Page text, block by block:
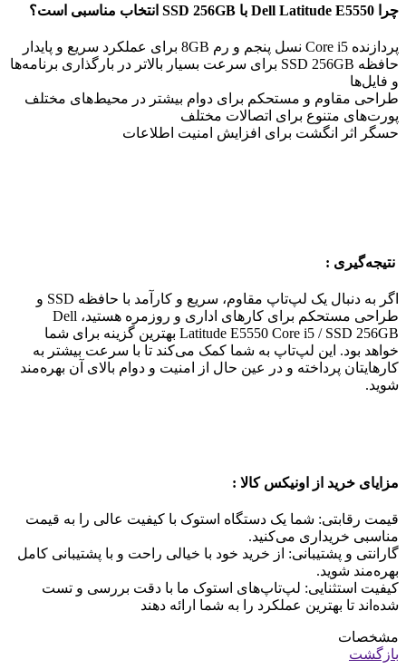
چرا Dell Latitude E5550 با SSD 256GB انتخاب مناسبی است؟
پردازنده Core i5 نسل پنجم و رم 8GB برای عملکرد سریع و پایدار
حافظه SSD 256GB برای سرعت بسیار بالاتر در بارگذاری برنامه‌ها
و فایل‌ها
طراحی مقاوم و مستحکم برای دوام بیشتر در محیط‌های مختلف
پورت‌های متنوع برای اتصالات مختلف
حسگر اثر انگشت برای افزایش امنیت اطلاعات
نتیجه‌گیری :
اگر به دنبال یک لپ‌تاپ مقاوم، سریع و کارآمد با حافظه SSD و
طراحی مستحکم برای کارهای اداری و روزمره هستید، Dell
Latitude E5550 Core i5 / SSD 256GB بهترین گزینه برای شما
خواهد بود. این لپ‌تاپ به شما کمک می‌کند تا با سرعت بیشتر به
کارهایتان پرداخته و در عین حال از امنیت و دوام بالای آن بهره‌مند
شوید.
مزایای خرید از اونیکس کالا :
قیمت رقابتی: شما یک دستگاه استوک با کیفیت عالی را به قیمت
مناسبی خریداری می‌کنید.
گارانتی و پشتیبانی: از خرید خود با خیالی راحت و با پشتیبانی کامل
بهره‌مند شوید.
کیفیت استثنایی: لپ‌تاپ‌های استوک ما با دقت بررسی و تست
شده‌اند تا بهترین عملکرد را به شما ارائه دهند
مشخصات
بازگشت